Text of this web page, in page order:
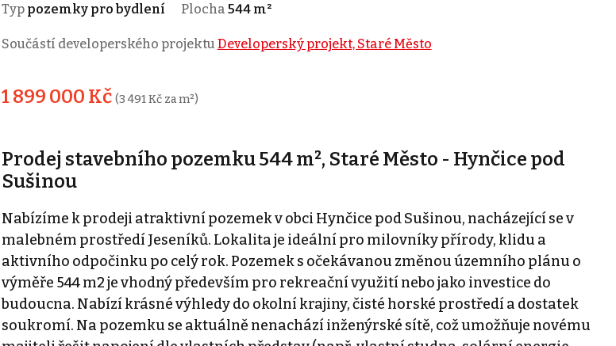
Typ pozemky pro bydlení Plocha 544 m²
Součástí developerského projektu Developerský projekt, Staré Město
1 899 000 Kč (3 491 Kč za m²)
Prodej stavebního pozemku 544 m², Staré Město - Hynčice pod
Sušinou
Nabízíme k prodeji atraktivní pozemek v obci Hynčice pod Sušinou, nacházející se v
malebném prostředí Jeseníků. Lokalita je ideální pro milovníky přírody, klidu a
aktivního odpočinku po celý rok. Pozemek s očekávanou změnou územního plánu o
výměře 544 m2 je vhodný především pro rekreační využití nebo jako investice do
budoucna. Nabízí krásné výhledy do okolní krajiny, čisté horské prostředí a dostatek
soukromí. Na pozemku se aktuálně nenachází inženýrské sítě, což umožňuje novému